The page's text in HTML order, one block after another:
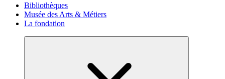
Bibliothèques
Musée des Arts & Métiers
La fondation